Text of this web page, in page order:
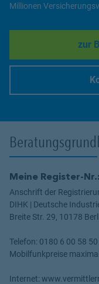
Millionen
zur
Meine Register-
Anschrift der
DIHK | Deutsche
Breite Str. 29, 10178
Telefon: 0180 6 00 58
Mobilfunkpreise
Internet: